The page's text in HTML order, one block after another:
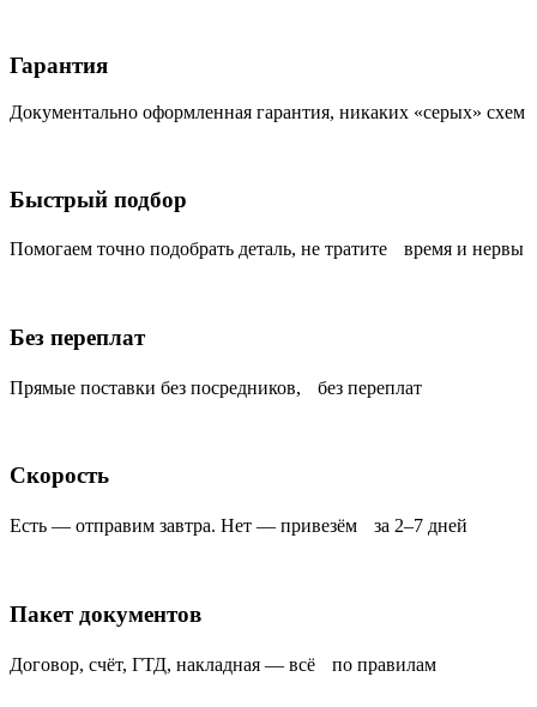
Гарантия
Документально оформленная гарантия, никаких «серых» схем
Быстрый подбор
Помогаем точно подобрать деталь, не тратите время и нервы
Без переплат
Прямые поставки без посредников, без переплат
Скорость
Есть — отправим завтра. Нет — привезём за 2–7 дней
Пакет документов
Договор, счёт, ГТД, накладная — всё по правилам